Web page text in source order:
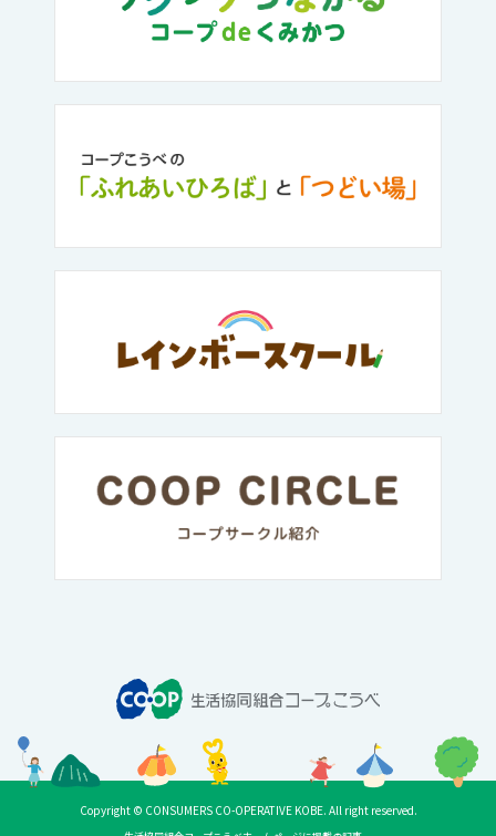
Copyright © CONSUMERS CO-OPERATIVE KOBE. All right reserved.